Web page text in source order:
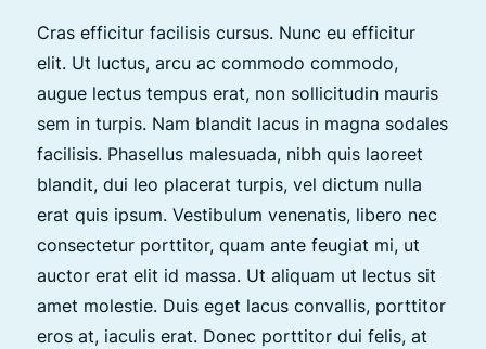
Cras efficitur facilisis cursus. Nunc eu efficitur
elit. Ut luctus, arcu ac commodo commodo,
augue lectus tempus erat, non sollicitudin mauris
sem in turpis. Nam blandit lacus in magna sodales
facilisis. Phasellus malesuada, nibh quis laoreet
blandit, dui leo placerat turpis, vel dictum nulla
erat quis ipsum. Vestibulum venenatis, libero nec
consectetur porttitor, quam ante feugiat mi, ut
auctor erat elit id massa. Ut aliquam ut lectus sit
amet molestie. Duis eget lacus convallis, porttitor
eros at, iaculis erat. Donec porttitor dui felis, at